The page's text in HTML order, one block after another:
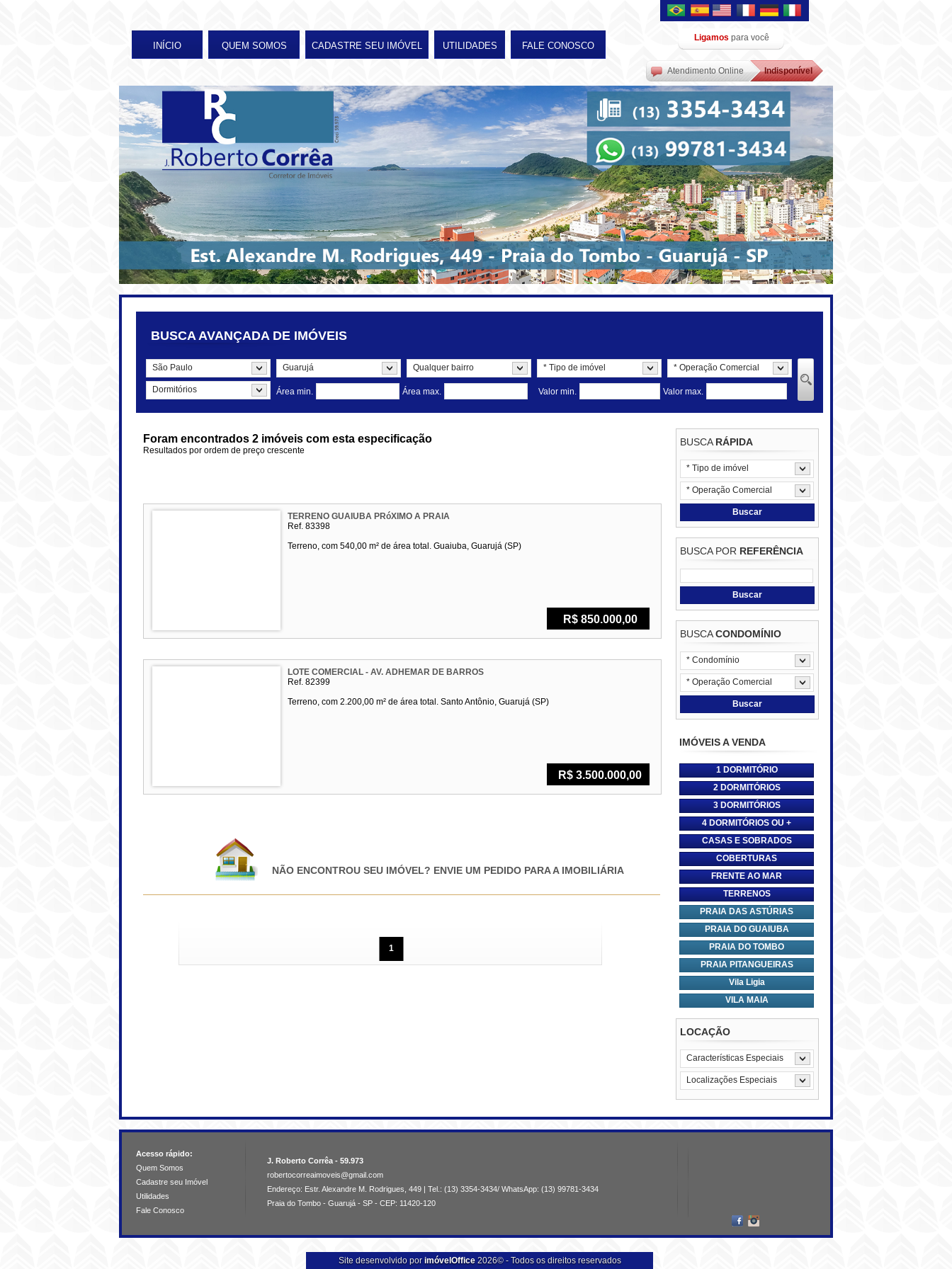
INÍCIO QUEM SOMOS CADASTRE SEU IMÓVEL UTILIDADES FALE CONOSCO
Ligamos para você
Atendimento Online Indisponível
BUSCAAVANÇADADE IMÓVEIS
São Paulo Guarujá Qualquer bairro * Tipo de imóvel * Operação Comercial
Dormitórios Área min. Área max. Valor min. Valor max.
Buscar
Foram encontrados 2 imóveis com esta especificação
Resultados por ordem de preço crescente
TERRENO GUAIUBA PRóXIMO A PRAIA
Ref. 83398
Terreno, com 540,00 m² de área total. Guaiuba, Guarujá (SP)
R$ 850.000,00
LOTE COMERCIAL - AV. ADHEMAR DE BARROS
Ref. 82399
Terreno, com 2.200,00 m² de área total. Santo Antônio, Guarujá (SP)
R$ 3.500.000,00
NÃO ENCONTROU SEU IMÓVEL? ENVIE UM PEDIDO PARA A IMOBILIÁRIA
1
BUSCA RÁPIDA
* Tipo de imóvel
* Operação Comercial
Buscar
BUSCA POR REFERÊNCIA
Buscar
BUSCACONDOMÍNIO
* Condomínio
* Operação Comercial
Buscar
IMÓVEIS A VENDA
1 DORMITÓRIO
2 DORMITÓRIOS
3 DORMITÓRIOS
4 DORMITÓRIOS OU +
CASAS E SOBRADOS
COBERTURAS
FRENTE AO MAR
TERRENOS
PRAIA DAS ASTÚRIAS
PRAIA DO GUAIUBA
PRAIA DO TOMBO
PRAIA PITANGUEIRAS
Vila Ligia
VILA MAIA
LOCAÇÃO
Características Especiais
Localizações Especiais
Acesso rápido:
Quem Somos
Cadastre seu Imóvel
Utilidades
Fale Conosco
J. Roberto Corrêa - 59.973
robertocorreaimoveis@gmail.com
Endereço: Estr. Alexandre M. Rodrigues, 449 | Tel.: (13) 3354-3434/ WhatsApp: (13) 99781-3434
Praia do Tombo - Guarujá - SP - CEP: 11420-120
Site desenvolvido por imóvelOffice2026© - Todos os direitos reservados